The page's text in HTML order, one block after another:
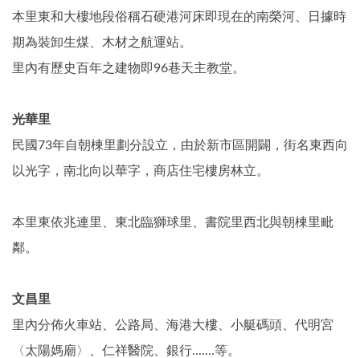
本里東和大樓地段俗稱石硬港河床即現在的南榮河、日據時
期為裝卸生煤、木材之航運站。
里內有歷史百年之建物即96巷天主教堂。
光華里
民國73年自朝棟里劃分設立，由於新市區開闢，街名東西向
以光字，南北向以華字，商店住宅樓房林立。
本里東依兆連里、東北臨獅球里、書院里西北與朝棟里毗
鄰。
文昌里
里內分佈火車站、公路局、海港大樓、小艇碼頭、代明宮
〈太陽媽廟〉、仁祥醫院、銀行.......等。